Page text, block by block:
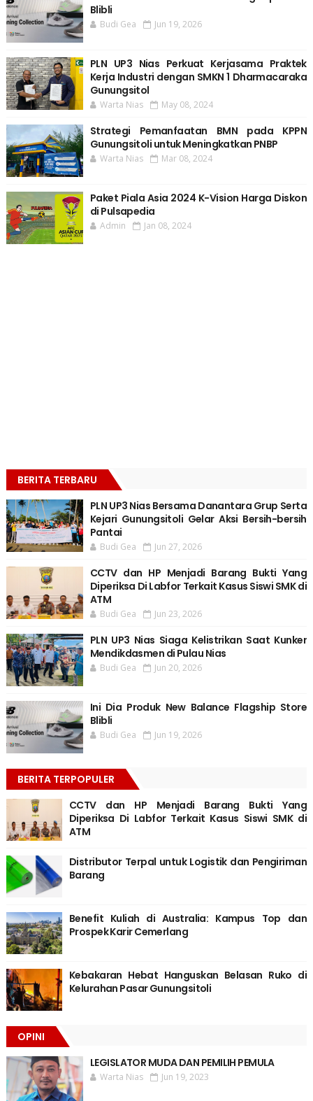
Blibli
Budi Gea Jun 19, 2026
PLN UP3 Nias Perkuat Kerjasama Praktek
Kerja Industri dengan SMKN 1 Dharmacaraka
Gunungsitol
Warta Nias May 08, 2024
Strategi Pemanfaatan BMN pada KPPN
Gunungsitoli untuk Meningkatkan PNBP
Warta Nias Mar 08, 2024
Paket Piala Asia 2024 K-Vision Harga Diskon
di Pulsapedia
Admin Jan 08, 2024
BERITA TERBARU
PLN UP3 Nias Bersama Danantara Grup Serta
Kejari Gunungsitoli Gelar Aksi Bersih-bersih
Pantai
Budi Gea Jun 27, 2026
CCTV dan HP Menjadi Barang Bukti Yang
Diperiksa Di Labfor Terkait Kasus Siswi SMK di
ATM
Budi Gea Jun 23, 2026
PLN UP3 Nias Siaga Kelistrikan Saat Kunker
Mendikdasmen di Pulau Nias
Budi Gea Jun 20, 2026
Ini Dia Produk New Balance Flagship Store
Blibli
Budi Gea Jun 19, 2026
BERITA TERPOPULER
CCTV dan HP Menjadi Barang Bukti Yang
Diperiksa Di Labfor Terkait Kasus Siswi SMK di
ATM
Distributor Terpal untuk Logistik dan Pengiriman
Barang
Benefit Kuliah di Australia: Kampus Top dan
Prospek Karir Cemerlang
Kebakaran Hebat Hanguskan Belasan Ruko di
Kelurahan Pasar Gunungsitoli
OPINI
LEGISLATOR MUDA DAN PEMILIH PEMULA
Warta Nias Jun 19, 2023